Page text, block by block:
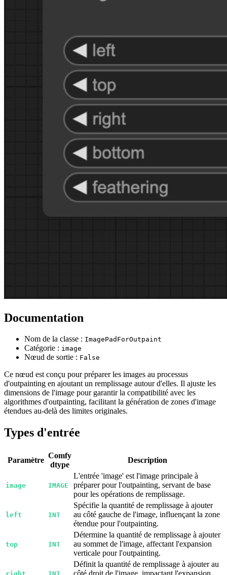
Documentation
Nom de la classe : ImagePadForOutpaint
Catégorie : image
Nœud de sortie : False
Ce nœud est conçu pour préparer les images au processus
d'outpainting en ajoutant un remplissage autour d'elles. Il ajuste les
dimensions de l'image pour garantir la compatibilité avec les
algorithmes d'outpainting, facilitant la génération de zones d'image
étendues au-delà des limites originales.
Types d'entrée
Paramètre
Comfy
dtype
Description
image IMAGE
L'entrée 'image' est l'image principale à
préparer pour l'outpainting, servant de base
pour les opérations de remplissage.
left INT
Spécifie la quantité de remplissage à ajouter
au côté gauche de l'image, influençant la zone
étendue pour l'outpainting.
top INT
Détermine la quantité de remplissage à ajouter
au sommet de l'image, affectant l'expansion
verticale pour l'outpainting.
Définit la quantité de remplissage à ajouter au